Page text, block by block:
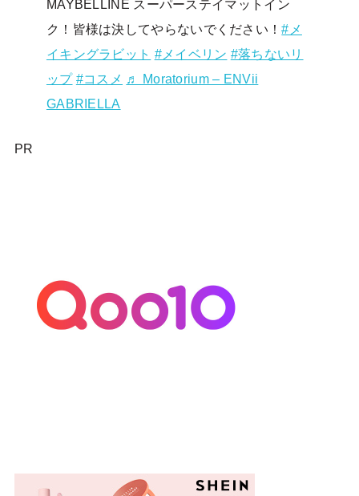
MAYBELLINE スーパーステイマットイン
ク！皆様は決してやらないでください！#メ
イキングラビット #メイベリン #落ちないリ
ップ #コスメ
♬ Moratorium – ENVii
GABRIELLA
PR